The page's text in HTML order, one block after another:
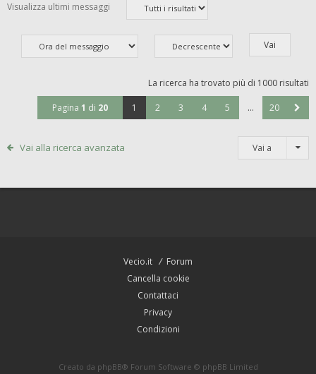
Visualizza ultimi messaggi
La ricerca ha trovato più di 1000 risultati
Pagina 1 di 20 1 2 3 4 5 … 20
Vai alla ricerca avanzata Vai a
Vecio.it
Forum
Cancella cookie
Contattaci
Privacy
Condizioni
Creato da phpBB® Forum Software © phpBB Limited